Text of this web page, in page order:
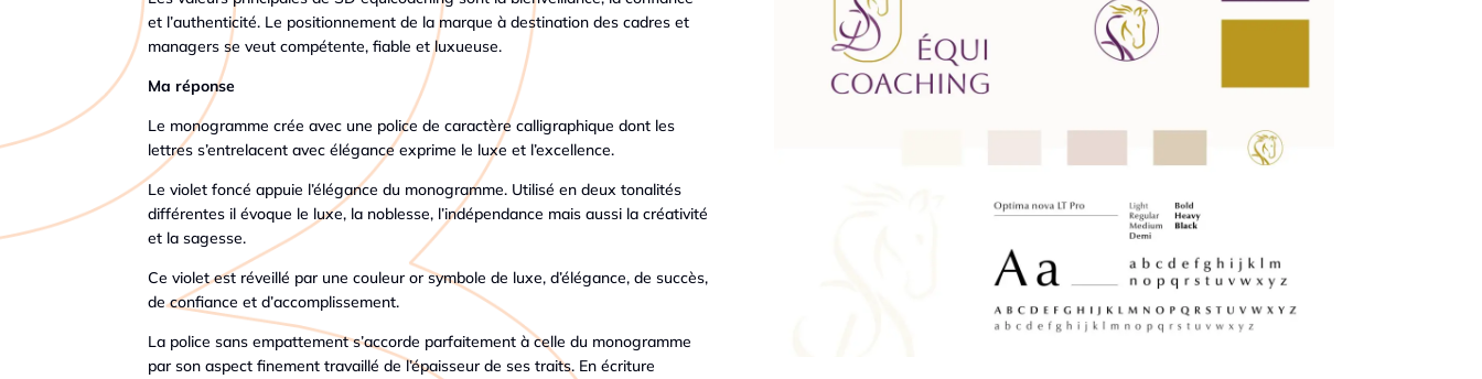
et l’authenticité. Le positionnement de la marque à destination des cadres et
managers se veut compétente, fiable et luxueuse.
Ma réponse
Le monogramme crée avec une police de caractère calligraphique dont les
lettres s’entrelacent avec élégance exprime le luxe et l’excellence.
Le violet foncé appuie l’élégance du monogramme. Utilisé en deux tonalités
différentes il évoque le luxe, la noblesse, l’indépendance mais aussi la créativité
et la sagesse.
Ce violet est réveillé par une couleur or symbole de luxe, d’élégance, de succès,
de confiance et d’accomplissement.
La police sans empattement s’accorde parfaitement à celle du monogramme
par son aspect finement travaillé de l’épaisseur de ses traits. En écriture